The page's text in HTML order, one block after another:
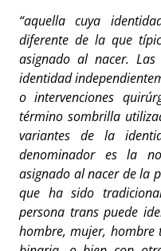
“aquella cuya
diferente de la que
asignado al nacer.
identidad
o intervenciones
término sombrilla
variantes de la
denominador es la
asignado al nacer de la
que ha sido
persona trans puede
hombre, mujer, hombre